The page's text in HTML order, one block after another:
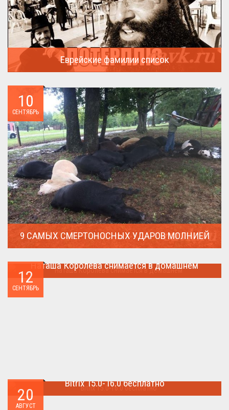
Еврейские фамилии список
10
СЕНТЯБРЬ
9 САМЫХ СМЕРТОНОСНЫХ УДАРОВ МОЛНИЕЙ
12
СЕНТЯБРЬ
Наташа Королева снимается в домашнем
20
АВГУСТ
Bitrix 15.0-16.0 бесплатно